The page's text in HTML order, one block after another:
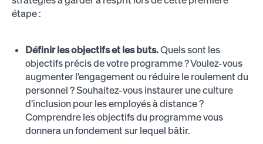
étape :
Définir les objectifs et les buts.Quels sont les
objectifs précis de votre programme ? Voulez-vous
augmenter l'engagement ou réduire le roulement du
personnel ? Souhaitez-vous instaurer une culture
d'inclusion pour les employés à distance ?
Comprendre les objectifs du programme vous
donnera un fondement sur lequel bâtir.